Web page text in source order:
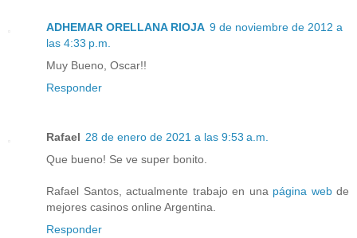
ADHEMAR ORELLANA RIOJA 9 de noviembre de 2012 a
las 4:33 p.m.
Muy Bueno, Oscar!!
Responder
Rafael 28 de enero de 2021 a las 9:53 a.m.
Que bueno! Se ve super bonito.
Rafael Santos, actualmente trabajo en una página webde
mejores casinos online Argentina.
Responder